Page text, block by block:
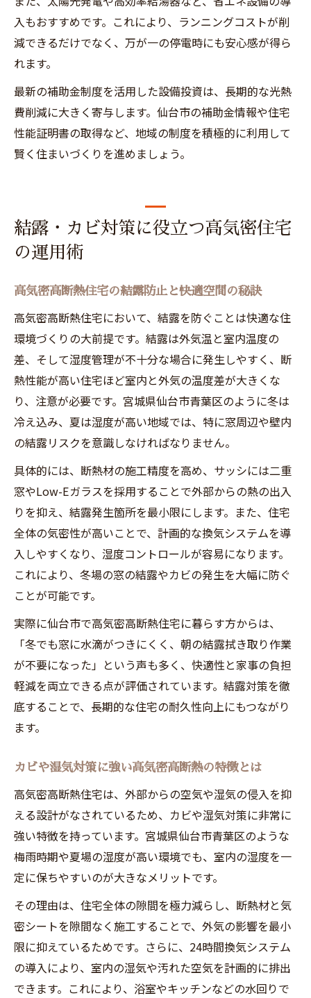
入もおすすめです。これにより、ランニングコストが削
減できるだけでなく、万が一の停電時にも安心感が得ら
れます。
最新の補助金制度を活用した設備投資は、長期的な光熱
費削減に大きく寄与します。仙台市の補助金情報や住宅
性能証明書の取得など、地域の制度を積極的に利用して
賢く住まいづくりを進めましょう。
結露・カビ対策に役立つ高気密住宅
の運用術
高気密高断熱住宅の結露防止と快適空間の秘訣
高気密高断熱住宅において、結露を防ぐことは快適な住
環境づくりの大前提です。結露は外気温と室内温度の
差、そして湿度管理が不十分な場合に発生しやすく、断
熱性能が高い住宅ほど室内と外気の温度差が大きくな
り、注意が必要です。宮城県仙台市青葉区のように冬は
冷え込み、夏は湿度が高い地域では、特に窓周辺や壁内
の結露リスクを意識しなければなりません。
具体的には、断熱材の施工精度を高め、サッシには二重
窓やLow-Eガラスを採用することで外部からの熱の出入
りを抑え、結露発生箇所を最小限にします。また、住宅
全体の気密性が高いことで、計画的な換気システムを導
入しやすくなり、湿度コントロールが容易になります。
これにより、冬場の窓の結露やカビの発生を大幅に防ぐ
ことが可能です。
実際に仙台市で高気密高断熱住宅に暮らす方からは、
「冬でも窓に水滴がつきにくく、朝の結露拭き取り作業
が不要になった」という声も多く、快適性と家事の負担
軽減を両立できる点が評価されています。結露対策を徹
底することで、長期的な住宅の耐久性向上にもつながり
ます。
カビや湿気対策に強い高気密高断熱の特徴とは
高気密高断熱住宅は、外部からの空気や湿気の侵入を抑
える設計がなされているため、カビや湿気対策に非常に
強い特徴を持っています。宮城県仙台市青葉区のような
梅雨時期や夏場の湿度が高い環境でも、室内の湿度を一
定に保ちやすいのが大きなメリットです。
その理由は、住宅全体の隙間を極力減らし、断熱材と気
密シートを隙間なく施工することで、外気の影響を最小
限に抑えているためです。さらに、24時間換気システム
の導入により、室内の湿気や汚れた空気を計画的に排出
できます。これにより、浴室やキッチンなどの水回りで